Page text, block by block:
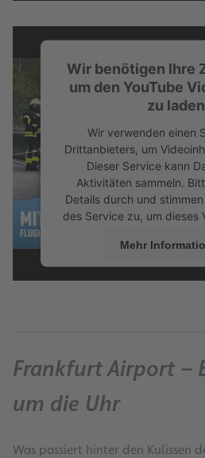
Wir benötigen Ihre
um den YouTube
zu
Wir verwenden einen
Drittanbieters, um
Dieser Service kann
Aktivitäten sammeln.
Details durch und
des Service zu, um dieses
Mehr
Frankfurt Airport –
um die Uhr
Was passiert hinter den Kulissen